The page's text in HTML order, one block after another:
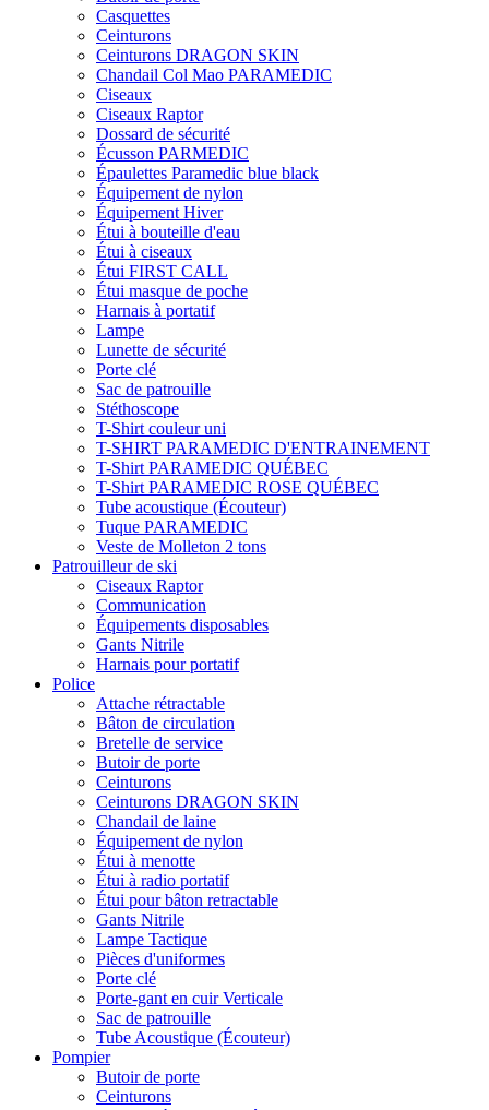
Casquettes
Ceinturons
Ceinturons DRAGON SKIN
Chandail Col Mao PARAMEDIC
Ciseaux
Ciseaux Raptor
Dossard de sécurité
Écusson PARMEDIC
Épaulettes Paramedic blue black
Équipement de nylon
Équipement Hiver
Étui à bouteille d'eau
Étui à ciseaux
Étui FIRST CALL
Étui masque de poche
Harnais à portatif
Lampe
Lunette de sécurité
Porte clé
Sac de patrouille
Stéthoscope
T-Shirt couleur uni
T-SHIRT PARAMEDIC D'ENTRAINEMENT
T-Shirt PARAMEDIC QUÉBEC
T-Shirt PARAMEDIC ROSE QUÉBEC
Tube acoustique (Écouteur)
Tuque PARAMEDIC
Veste de Molleton 2 tons
Patrouilleur de ski
Ciseaux Raptor
Communication
Équipements disposables
Gants Nitrile
Harnais pour portatif
Police
Attache rétractable
Bâton de circulation
Bretelle de service
Butoir de porte
Ceinturons
Ceinturons DRAGON SKIN
Chandail de laine
Équipement de nylon
Étui à menotte
Étui à radio portatif
Étui pour bâton retractable
Gants Nitrile
Lampe Tactique
Pièces d'uniformes
Porte clé
Porte-gant en cuir Verticale
Sac de patrouille
Tube Acoustique (Écouteur)
Pompier
Butoir de porte
Ceinturons